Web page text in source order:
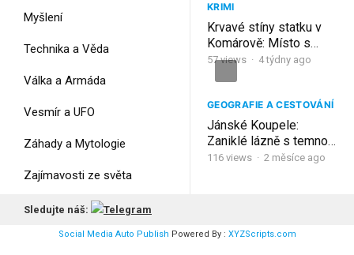
Myšlení
Technika a Věda
Válka a Armáda
Vesmír a UFO
Záhady a Mytologie
Zajímavosti ze světa
Životní styl a Sport
KRIMI
Krvavé stíny statku v
Komárově: Místo s
temnou minulostí děsí
57views · 4 týdny ago
GEOGRAFIE A CESTOVÁNÍ
Jánské Koupele:
Zaniklé lázně s temnou
historií
116 views · 2 měsíce ago
Sledujte náš:
Social Media Auto Publish Powered By : XYZScripts.com